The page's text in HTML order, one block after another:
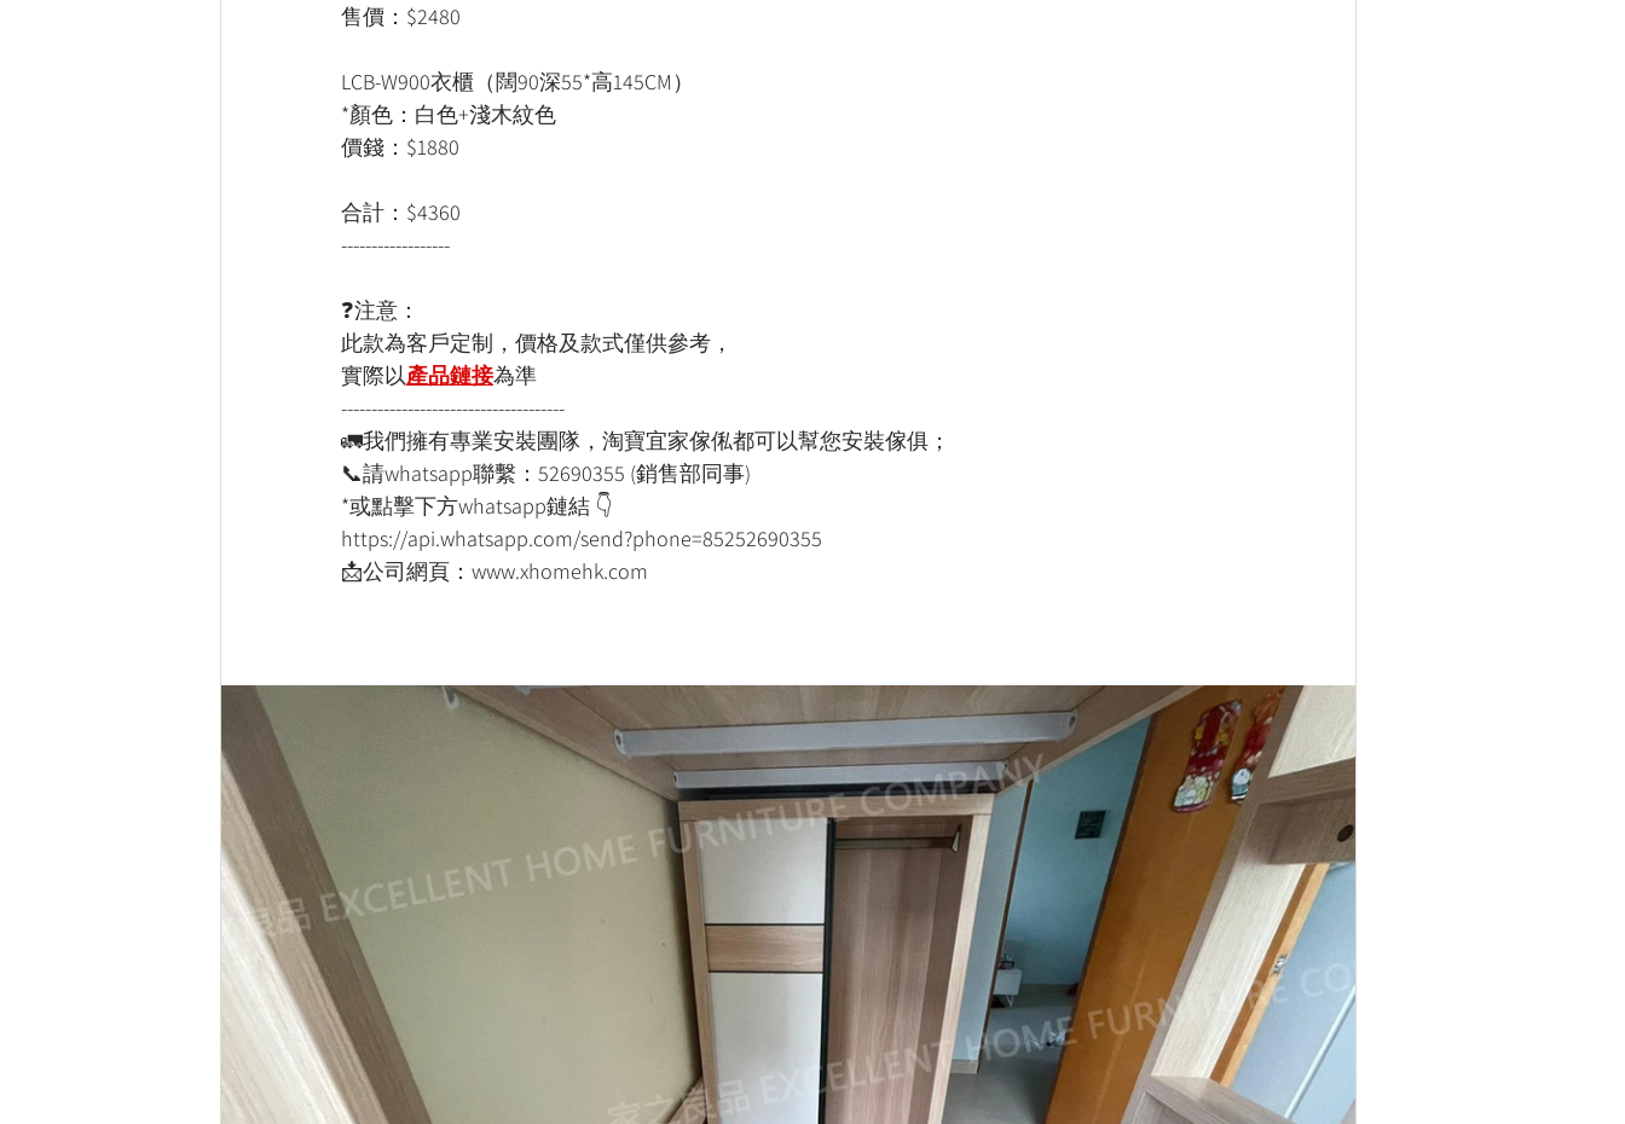
售價：$2480
LCB-W900衣櫃（闊90深55*高145CM）
*顏色：白色+淺木紋色
價錢：$1880
合計：$4360
------------------
❓注意：
此款為客戶定制，價格及款式僅供參考，
實際以產品鏈接為準
-------------------------------------
🚛我們擁有專業安裝團隊，淘寶宜家傢俬都可以幫您安裝傢俱；
📞請whatsapp聯繫：52690355 (銷售部同事)
*或點擊下方whatsapp鏈結 👇
https://api.whatsapp.com/send?phone=85252690355
📩公司網頁：www.xhomehk.com